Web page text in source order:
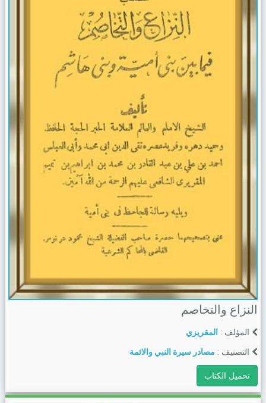
النزاع والتخاصم
المؤلف : المقريزي
التصنيف : مصادر سيرة النبي والائمة
تحميل الكتاب